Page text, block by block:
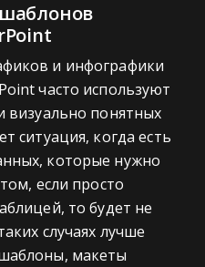
и инфографики
часто используют
визуально понятных
ситуация, когда есть
которые нужно
если просто
то будет не
случаях лучше
макеты